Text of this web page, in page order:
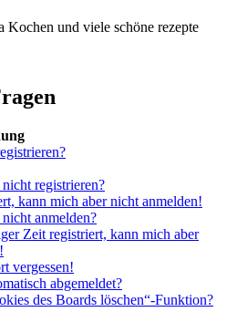
Kochen und viele schöne rezepte
registrieren?
kann mich aber nicht anmelden!
anmelden?
Zeit registriert, kann mich aber
vergessen!
abgemeldet?
des Boards löschen“-Funktion?